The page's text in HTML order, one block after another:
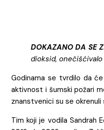
DOKAZANO DA SE
dioksid,
Godinama se tvrdilo da
aktivnost i šumski požari
znanstvenici su se
Tim koji je vodila Sandrah